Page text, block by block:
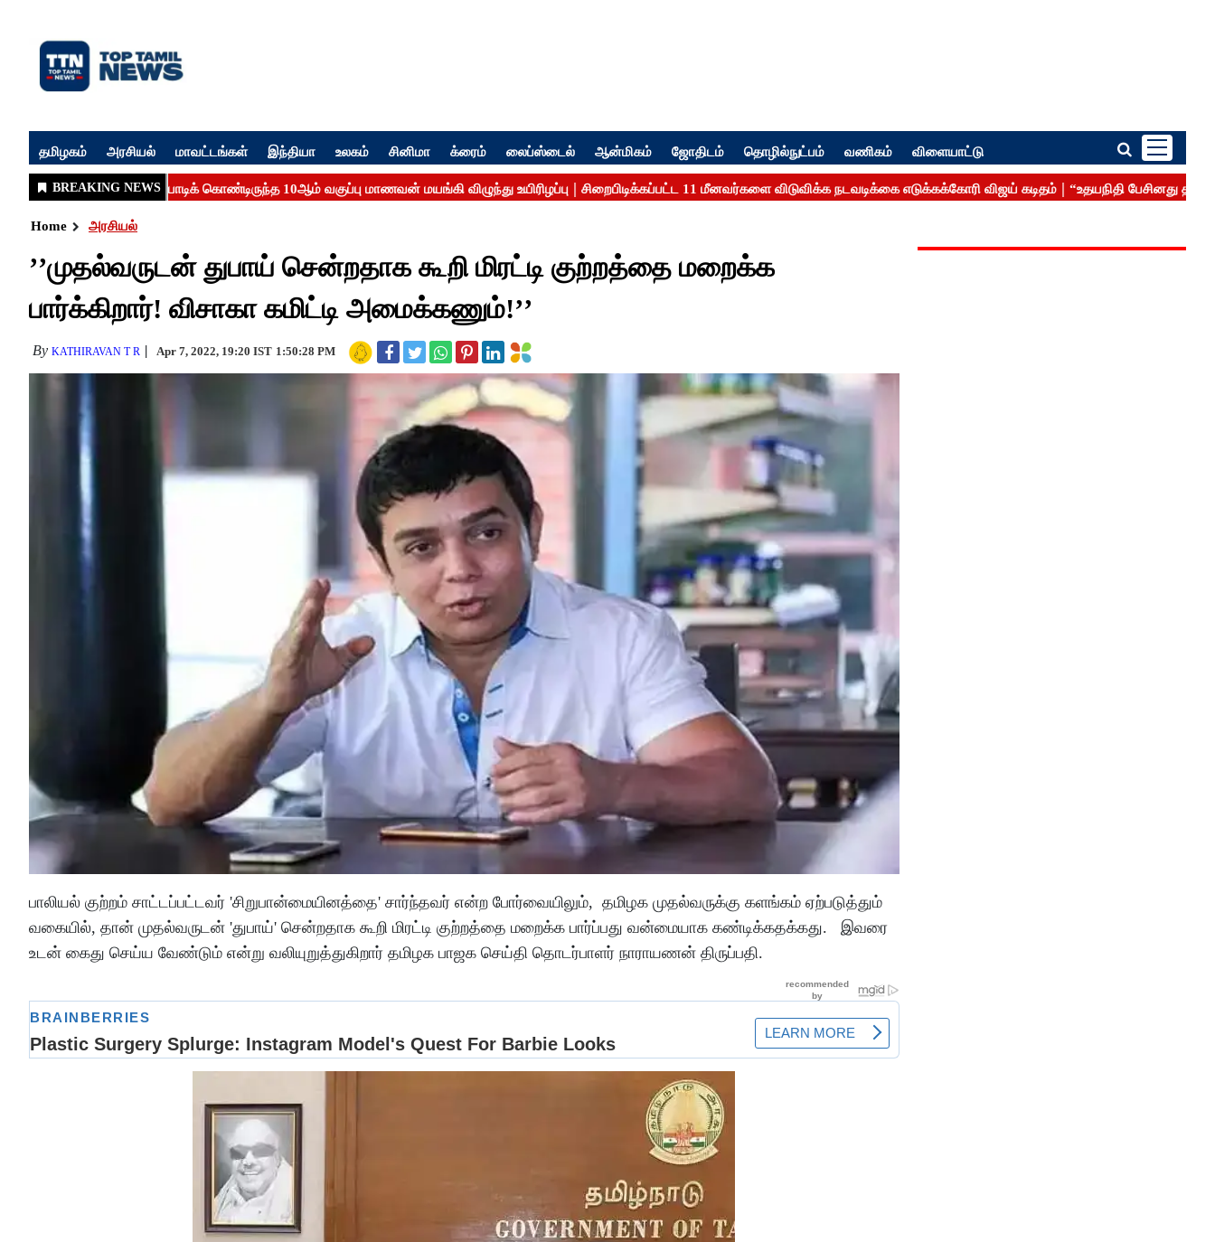
தமிழகம் அரசியல் மாவட்டங்கள் இந்தியா உலகம் சினிமா க்ரைம் லைப்ஸ்டைல் ஆன்மிகம் ஜோதிடம் தொழில்நுட்பம் வணிகம் விளையாட்டு
Home அரசியல்
’’முதல்வருடன் துபாய் சென்றதாக கூறி மிரட்டி குற்றத்தை மறைக்க
பார்க்கிறார்! விசாகா கமிட்டி அமைக்கணும்!’’
By KATHIRAVAN T R Apr 7, 2022, 19:20 IST 1:50:28 PM
பாலியல் குற்றம் சாட்டப்பட்டவர் 'சிறுபான்மையினத்தை' சார்ந்தவர் என்ற போர்வையிலும், தமிழக முதல்வருக்கு களங்கம் ஏற்படுத்தும்
வகையில், தான் முதல்வருடன் 'துபாய்' சென்றதாக கூறி மிரட்டி குற்றத்தை மறைக்க பார்ப்பது வன்மையாக கண்டிக்கதக்கது. இவரை
உடன் கைது செய்ய வேண்டும் என்று வலியுறுத்துகிறார் தமிழக பாஜக செய்தி தொடர்பாளர் நாராயணன் திருப்பதி.